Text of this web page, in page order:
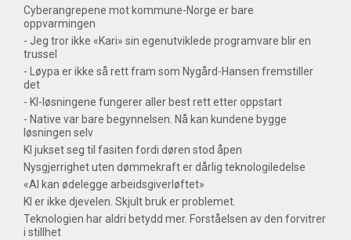
Cyberangrepene mot kommune-Norge er bare
oppvarmingen
- Jeg tror ikke «Kari» sin egenutviklede programvare blir en
trussel
- Løypa er ikke så rett fram som Nygård-Hansen fremstiller
det
- KI-løsningene fungerer aller best rett etter oppstart
- Native var bare begynnelsen. Nå kan kundene bygge
løsningen selv
KI jukset seg til fasiten fordi døren stod åpen
Nysgjerrighet uten dømmekraft er dårlig teknologiledelse
«AI kan ødelegge arbeidsgiverløftet»
KI er ikke djevelen. Skjult bruk er problemet.
Teknologien har aldri betydd mer. Forståelsen av den forvitrer
i stillhet